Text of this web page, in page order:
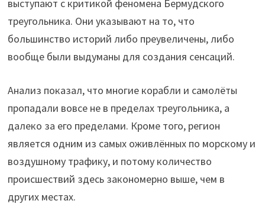
выступают с критикой феномена Бермудского
треугольника. Они указывают на то, что
большинство историй либо преувеличены, либо
вообще были выдуманы для создания сенсаций.
Анализ показал, что многие корабли и самолёты
пропадали вовсе не в пределах треугольника, а
далеко за его пределами. Кроме того, регион
является одним из самых оживлённых по морскому и
воздушному трафику, и потому количество
происшествий здесь закономерно выше, чем в
других местах.